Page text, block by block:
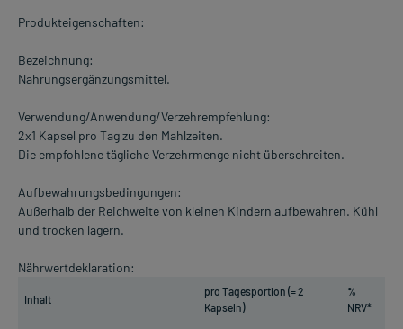
Produkteigenschaften:
Bezeichnung:
Nahrungsergänzungsmittel.
Verwendung/Anwendung/Verzehrempfehlung:
2x1 Kapsel pro Tag zu den Mahlzeiten.
Die empfohlene tägliche Verzehrmenge nicht überschreiten.
Aufbewahrungsbedingungen:
Außerhalb der Reichweite von kleinen Kindern aufbewahren. Kühl
und trocken lagern.
Nährwertdeklaration:
Inhalt
pro Tagesportion (= 2
Kapseln)
%
NRV*